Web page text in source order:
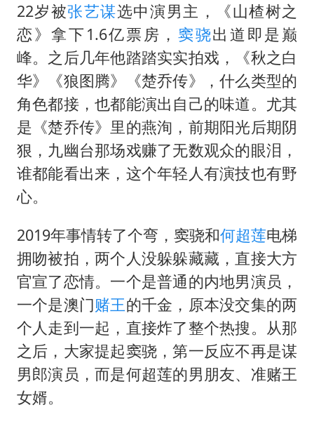
22岁被张艺谋选中演男主，《山楂树之
恋》拿下1.6亿票房，窦骁出道即是巅
峰。之后几年他踏踏实实拍戏，《秋之白
华》《狼图腾》《楚乔传》，什么类型的
角色都接，也都能演出自己的味道。尤其
是《楚乔传》里的燕洵，前期阳光后期阴
狠，九幽台那场戏赚了无数观众的眼泪，
谁都能看出来，这个年轻人有演技也有野
心。
2019年事情转了个弯，窦骁和何超莲电梯
拥吻被拍，两个人没躲躲藏藏，直接大方
官宣了恋情。一个是普通的内地男演员，
一个是澳门赌王的千金，原本没交集的两
个人走到一起，直接炸了整个热搜。从那
之后，大家提起窦骁，第一反应不再是谋
男郎演员，而是何超莲的男朋友、准赌王
女婿。